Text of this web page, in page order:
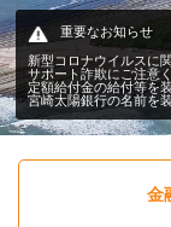
重要なお知らせ
新型コロナウイルスに
サポート詐欺にご注意
定額給付金の給付等を
宮崎太陽銀行の名前を
金